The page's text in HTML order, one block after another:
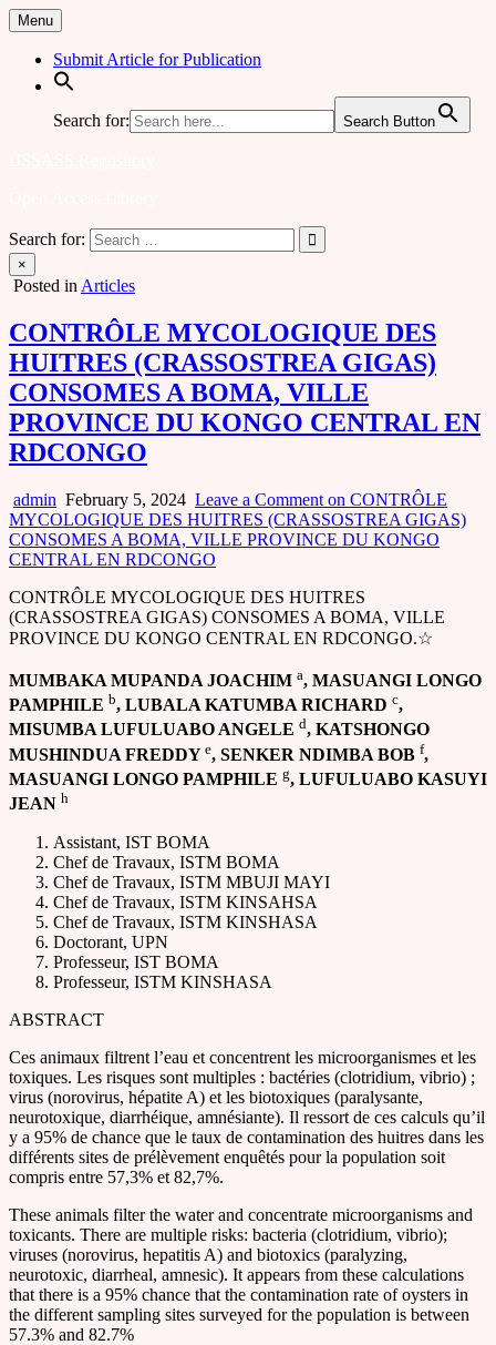
Skip
to
content
Menu
Submit Article for Publication
Search for: Search Button
Search for:
×
Posted in Articles
CONTRÔLE MYCOLOGIQUE DES
HUITRES (CRASSOSTREA GIGAS)
CONSOMES A BOMA, VILLE
PROVINCE DU KONGO CENTRAL EN
RDCONGO
admin February 5, 2024 Leave a Comment on CONTRÔLE
MYCOLOGIQUE DES HUITRES (CRASSOSTREA GIGAS)
CONSOMES A BOMA, VILLE PROVINCE DU KONGO
CENTRAL EN RDCONGO
CONTRÔLE MYCOLOGIQUE DES HUITRES
(CRASSOSTREA GIGAS) CONSOMES A BOMA, VILLE
PROVINCE DU KONGO CENTRAL EN RDCONGO.☆
MUMBAKA MUPANDA JOACHIM a, MASUANGI LONGO
PAMPHILE b, LUBALA KATUMBA RICHARD c,
MISUMBA LUFULUABO ANGELE d, KATSHONGO
MUSHINDUA FREDDY e, SENKER NDIMBA BOB f,
MASUANGI LONGO PAMPHILE g, LUFULUABO KASUYI
JEAN h
Assistant, IST BOMA
Chef de Travaux, ISTM BOMA
Chef de Travaux, ISTM MBUJI MAYI
Chef de Travaux, ISTM KINSAHSA
Chef de Travaux, ISTM KINSHASA
Doctorant, UPN
Professeur, IST BOMA
Professeur, ISTM KINSHASA
ABSTRACT
Ces animaux filtrent l’eau et concentrent les microorganismes et les
toxiques. Les risques sont multiples : bactéries (clotridium, vibrio) ;
virus (norovirus, hépatite A) et les biotoxiques (paralysante,
neurotoxique, diarrhéique, amnésiante). Il ressort de ces calculs qu’il
y a 95% de chance que le taux de contamination des huitres dans les
différents sites de prélèvement enquêtés pour la population soit
compris entre 57,3% et 82,7%.
These animals filter the water and concentrate microorganisms and
toxicants. There are multiple risks: bacteria (clotridium, vibrio);
viruses (norovirus, hepatitis A) and biotoxics (paralyzing,
neurotoxic, diarrheal, amnesic). It appears from these calculations
that there is a 95% chance that the contamination rate of oysters in
the different sampling sites surveyed for the population is between
57.3% and 82.7%